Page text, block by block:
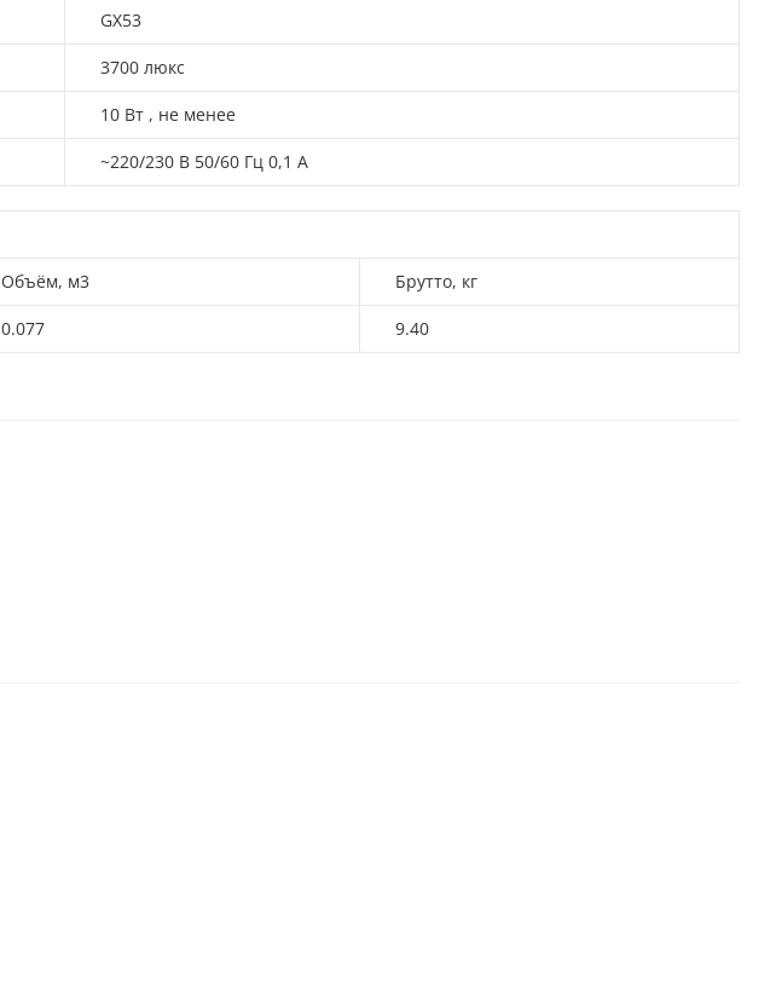
GX53
3700 люкс
10 Вт , не менее
~220/230 В 50/60 Гц 0,1 А
Объём, м3 Брутто, кг
0.077 9.40